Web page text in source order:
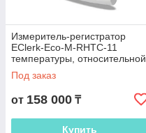
Измеритель-регистратор
EClerk-Eco-M-RHTC-11
температуры, относительной
влажности и уровня CO2 в
воздухе с
Под заказ
от 158 000 ₸
Купить